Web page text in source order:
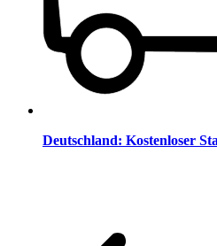
Deutschland: Kostenloser